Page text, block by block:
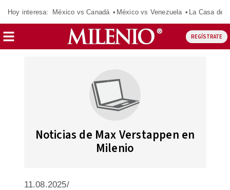
Hoy interesa: México vs Canadá México vs Venezuela La Casa de
REGÍSTRATE
Noticias de Max Verstappen en
Milenio
11.08.2025/